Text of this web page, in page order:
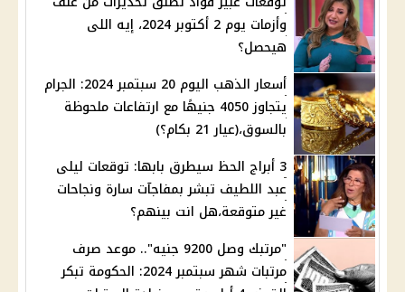
وأزمات يوم 2 أكتوبر 2024، إيه اللى
هيحصل؟
أسعار الذهب اليوم 20 سبتمبر 2024: الجرام
يتجاوز 4050 جنيهًا مع ارتفاعات ملحوظة
بالسوق،(عيار 21 بكام؟)
3 أبراج الحظ سيطرق بابها: توقعات ليلى
عبد اللطيف تبشر بمفاجآت سارة ونجاحات
غير متوقعة،هل انت بينهم؟
"مرتبك وصل 9200 جنيه".. موعد صرف
مرتبات شهر سبتمبر 2024: الحكومة تبكر